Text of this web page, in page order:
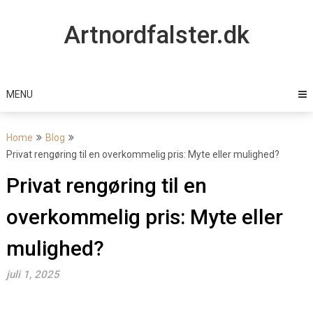
Artnordfalster.dk
MENU
Home
Blog
Privat rengøring til en overkommelig pris: Myte eller mulighed?
Privat rengøring til en
overkommelig pris: Myte eller
mulighed?
juli 1, 2025